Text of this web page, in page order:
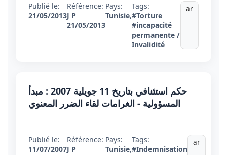
Publié le:
21/05/2013
Référence:
J P
21/05/2013
Pays:
Tunisie,
Tags:
#Torture
#incapacité
permanente /
Invalidité
ar
حكم استئنافي بتاريخ 11 جويلية 2007 : مبدأ
المسؤولية - الغرامات لقاء الضرر المعنوي
Publié le:
11/07/2007
Référence:
J P
Pays:
Tunisie,
Tags:
#Indemnisation
ar